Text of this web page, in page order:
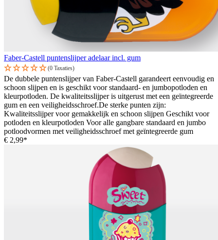
Faber-Castell puntenslijper adelaar incl. gum
(0 Taxaties)
De dubbele puntenslijper van Faber-Castell garandeert eenvoudig en
schoon slijpen en is geschikt voor standaard- en jumbopotloden en
kleurpotloden. De kwaliteitsslijper is uitgerust met een geïntegreerde
gum en een veiligheidsschroef.De sterke punten zijn:
Kwaliteitsslijper voor gemakkelijk en schoon slijpen Geschikt voor
potloden en kleurpotloden Voor alle gangbare standaard en jumbo
potloodvormen met veiligheidsschroef met geïntegreerde gum
€ 2,99*